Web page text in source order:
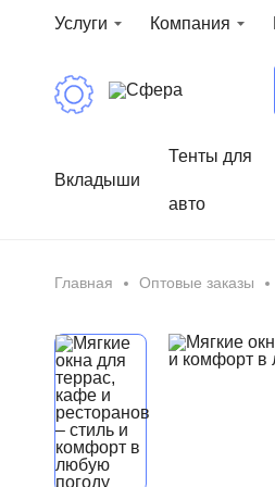
Услуги Компания
Вкладыши
Тенты для
авто
Главная Оптовые заказы